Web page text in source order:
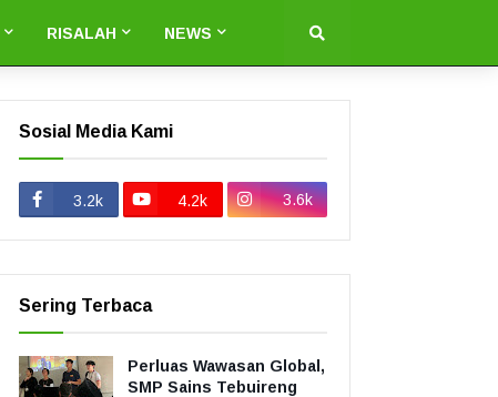
RISALAH NEWS
Sosial Media Kami
3.2k 4.2k 3.6k
Sering Terbaca
Perluas Wawasan Global,
SMP Sains Tebuireng